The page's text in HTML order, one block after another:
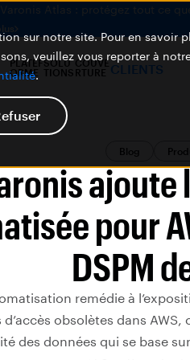
sur notre site. Pour en savoir
veuillez vous reporter à
.
Atlas : protégez tout ce
PLATEF
ORME
SOLU
TIONS
COUVE
RTURE CLIENTS
Blog
pour
DSPM
remédie à
d’accès obsolètes dans
des données qui se base